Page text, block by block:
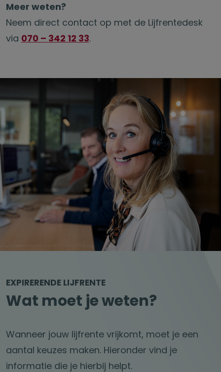
Meer weten?
Neem direct contact op met de Lijfrentedesk
via 070 – 342 12 33.
EXPIRERENDE LIJFRENTE
Wat moet je weten?
Wanneer jouw lijfrente vrijkomt, moet je een
aantal keuzes maken. Hieronder vind je
informatie die je hierbij helpt.